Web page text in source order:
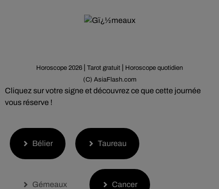
Horoscope 2026 | Tarot gratuit | Horoscope quotidien
(C) AsiaFlash.com
Cliquez sur votre signe et découvrez ce que cette journée
vous réserve !
Bélier Taureau
Gémeaux Cancer